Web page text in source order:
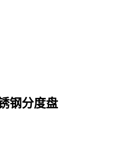
钢分度盘